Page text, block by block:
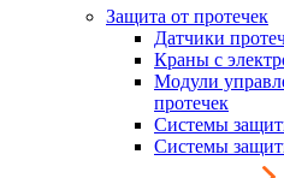
Защита от протечек
Датчики
Краны с
Модули
протечек
Системы
Системы